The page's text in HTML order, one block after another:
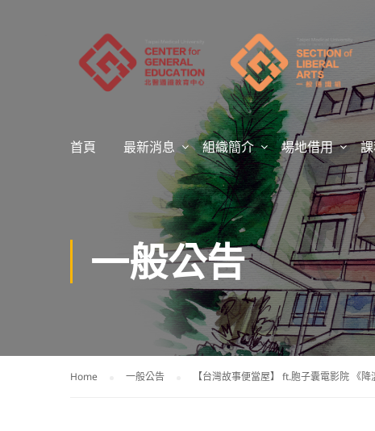
首頁 最新消息 組織簡介 場地借用
一般公告
Home 一般公告 【台灣故事便當屋】 ft.胞子囊電影院 《